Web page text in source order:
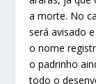
a morte. No
será avisado
o nome
o padrinho
todo o